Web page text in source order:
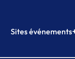
Plateforme
Sites événements